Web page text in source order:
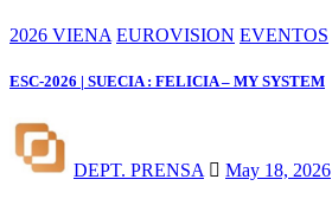
2026 VIENA EUROVISION EVENTOS
ESC-2026 | SUECIA : FELICIA – MY SYSTEM
DEPT. PRENSA May 18, 2026